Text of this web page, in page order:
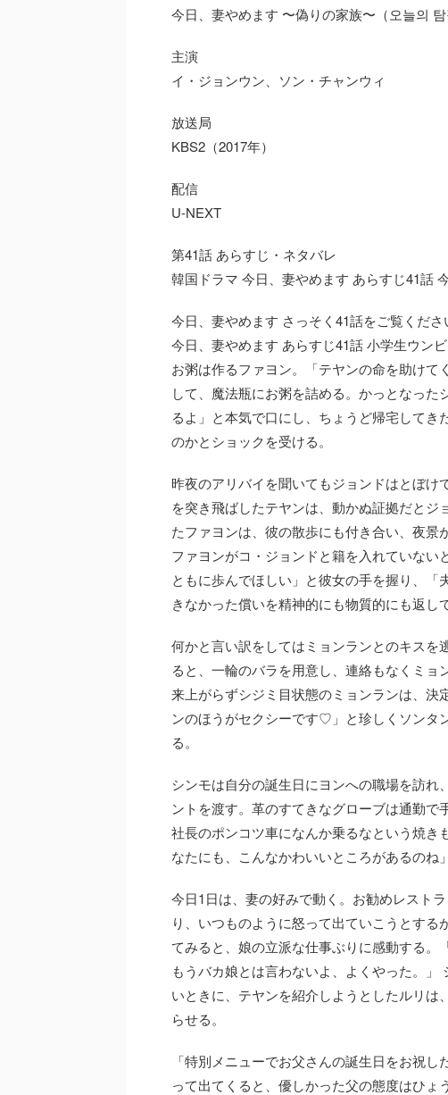
今日、妻やめます 〜偽りの家族〜（오늘의 탐
主演
イ・ジョンウン、ソン・チャンウィ
放送局
KBS2（2017年）
配信
U-NEXT
第41話 あらすじ・ネタバレ
韓国ドラマ 今日、妻やめます あらすじ41話
今日、妻やめます さっそく41話をご覧くだ
今日、妻やめます あらすじ41話 小学生ウン
お粥は作るファヨン。「テヤンの命を助け
して、魔法瓶にお粥を詰める。かっとなっ
るよ」と本気で口にし、ちょうど帰宅して
のかとショックを受ける。
昨夜のアリバイを聞いてもジョンドはとぼ
を突き飛ばしたテヤンは、動かぬ証拠だと
たファヨンは、彼の散歩にも付き合い、夜景
ファヨンがコ・ジョンドと籍を入れていない
ともに歩んでほしい」と彼女の手を握り、
きなかった償いを精神的にも物質的にも返し
何かと言い訳をしてはミョンランとのキス
ると、一輪のバラを用意し、連絡もなくミ
来上がらずシジミ目状態のミョンランは、
ンのほうがセクシーです♡」と珍しくソンタ
る。
シンモは自分の誕生日にヨンへの職場を訪
ントを渡す。革のすてきなグローブは通勤で
社長のポンコツ車になんか乗るなという焼
なたにも、こんなかわいいところがあるのね
今日1日は、妻の好みで動く。お勧めレスト
り、いつものように怒って出ていこうとす
てみると、娘の立派な仕事ぶりに感動する。
もうバカ娘とは言わないよ、よくやった。
いときに、テヤンを紹介しようとしたルリ
らせる。
「特別メニューでお父さんの誕生日をお祝
って出てくると、優しかった父の態度はひ